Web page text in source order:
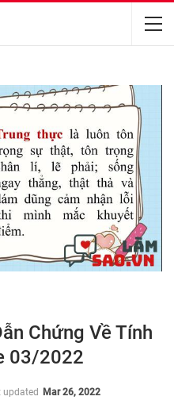
Chứng Về Tính
03/2022
updated Mar 26, 2022